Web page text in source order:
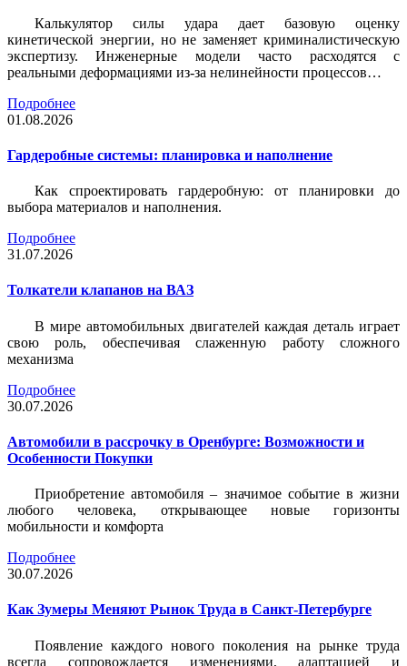
Калькулятор силы удара дает базовую оценку
кинетической энергии, но не заменяет криминалистическую
экспертизу. Инженерные модели часто расходятся с
реальными деформациями из-за нелинейности процессов…
Подробнее
01.08.2026
Гардеробные системы: планировка и наполнение
Как спроектировать гардеробную: от планировки до
выбора материалов и наполнения.
Подробнее
31.07.2026
Толкатели клапанов на ВАЗ
В мире автомобильных двигателей каждая деталь играет
свою роль, обеспечивая слаженную работу сложного
механизма
Подробнее
30.07.2026
Автомобили в рассрочку в Оренбурге: Возможности и
Особенности Покупки
Приобретение автомобиля – значимое событие в жизни
любого человека, открывающее новые горизонты
мобильности и комфорта
Подробнее
30.07.2026
Как Зумеры Меняют Рынок Труда в Санкт-Петербурге
Появление каждого нового поколения на рынке труда
всегда сопровождается изменениями, адаптацией и